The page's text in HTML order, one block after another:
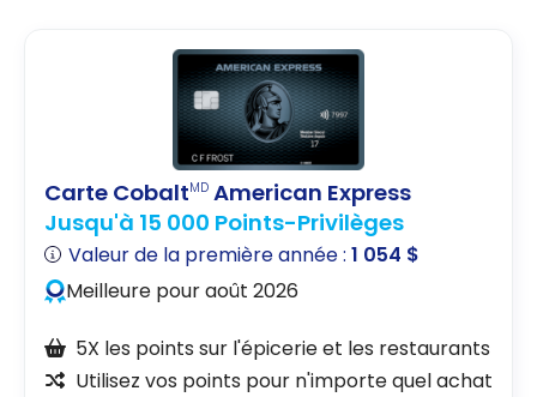
Carte CobaltMD American Express
Jusqu'à 15 000 Points-Privilèges
Valeur de la première année :1 054 $
Meilleure pour août 2026
5X les points sur l'épicerie et les restaurants
Utilisez vos points pour n'importe quel achat